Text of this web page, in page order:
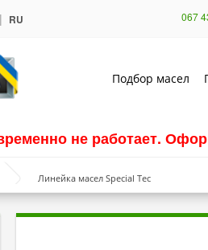
| RU 067
Подбор масел
не работает.
Линейка масел Special Tec